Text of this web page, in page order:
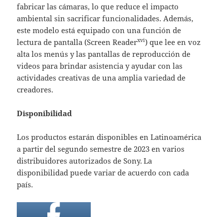
fabricar las cámaras, lo que reduce el impacto
ambiental sin sacrificar funcionalidades. Además,
este modelo está equipado con una función de
lectura de pantalla (Screen Readerxvi) que lee en voz
alta los menús y las pantallas de reproducción de
videos para brindar asistencia y ayudar con las
actividades creativas de una amplia variedad de
creadores.
Disponibilidad
Los productos estarán disponibles en Latinoamérica
a partir del segundo semestre de 2023 en varios
distribuidores autorizados de Sony. La
disponibilidad puede variar de acuerdo con cada
país.